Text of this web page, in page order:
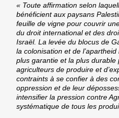
« Toute affirmation selon
bénéficient aux paysans
feuille de vigne pour couvrir
du droit international et des
Israël. La levée du blocus de
la colonisation et de
plus garantie et la plus
agriculteurs de produire et
contraints à se confier à des
oppression et de leur
intensifier la pression contre
systématique de tous les